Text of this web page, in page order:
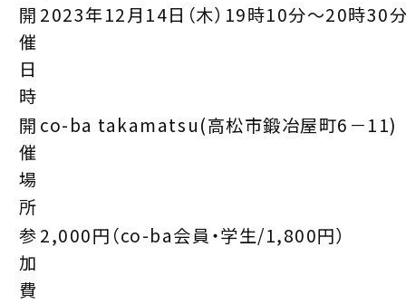
開
催
日
時
2023年12月14日（木）19時10分～20時30
開
催
場
所
co-ba takamatsu(高松市鍛冶屋町6－11)
参
加
費
2,000円（co-ba会員・学生/1,800円）